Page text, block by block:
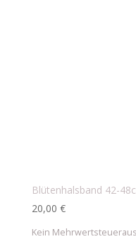
Blütenhalsband 42-
20,00 €
Kein